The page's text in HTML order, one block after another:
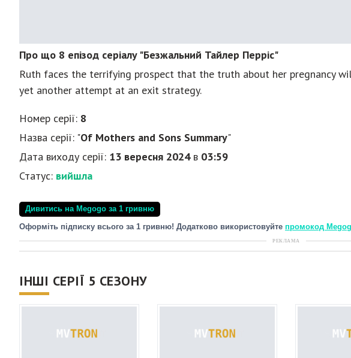
Про що 8 епізод серіалу "Безжальний Тайлер Перріс"
Ruth faces the terrifying prospect that the truth about her pregnancy
yet another attempt at an exit strategy.
Номер серії: 8
Назва серії: "Of Mothers and Sons Summary"
Дата виходу серії: 13 вересня 2024в 03:59
Статус: вийшла
Дивитись на Megogo за 1 гривню
Оформіть підписку всього за 1 гривню! Додатково використовуйте промокод
РЕКЛАМА
ІНШІ СЕРІЇ 5 СЕЗОНУ